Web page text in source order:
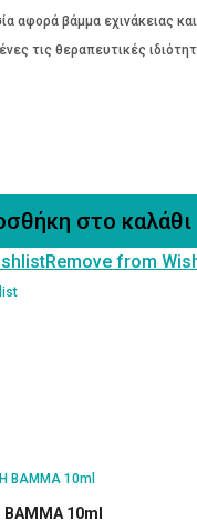
αφορά βάμμα εχινάκειας
τις θεραπευτικές
στο καλάθι
Remove from
10ml